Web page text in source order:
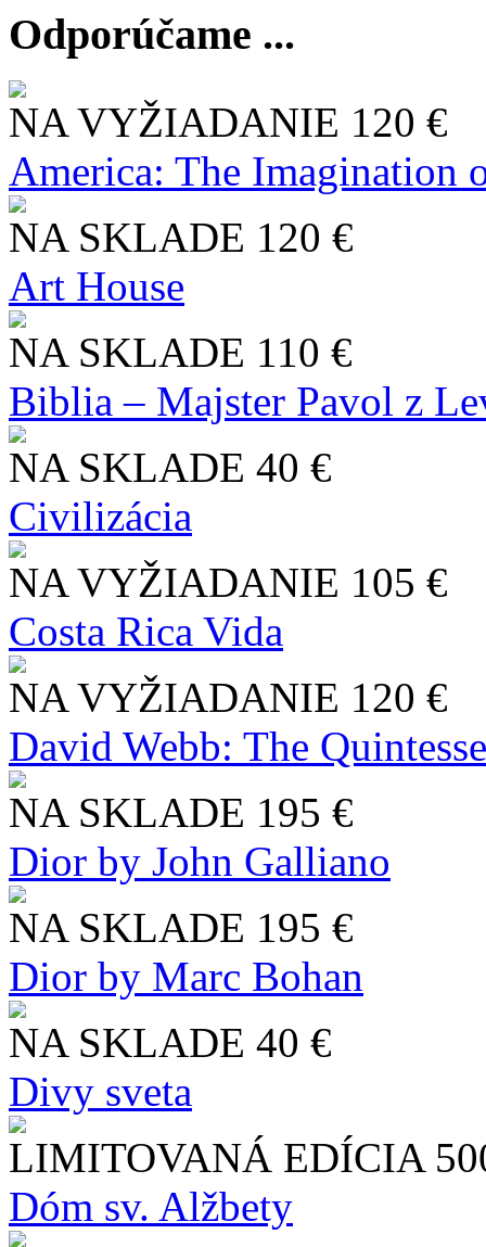
Odporúčame ...
NA VYŽIADANIE 120 €
America: The Imagination
NA SKLADE 120 €
Art House
NA SKLADE 110 €
Biblia – Majster Pavol z
NA SKLADE 40 €
Civilizácia
NA VYŽIADANIE 105 €
Costa Rica Vida
NA VYŽIADANIE 120 €
David Webb: The
NA SKLADE 195 €
Dior by John Galliano
NA SKLADE 195 €
Dior by Marc Bohan
NA SKLADE 40 €
Divy sveta
LIMITOVANÁ EDÍCIA
Dóm sv. Alžbety